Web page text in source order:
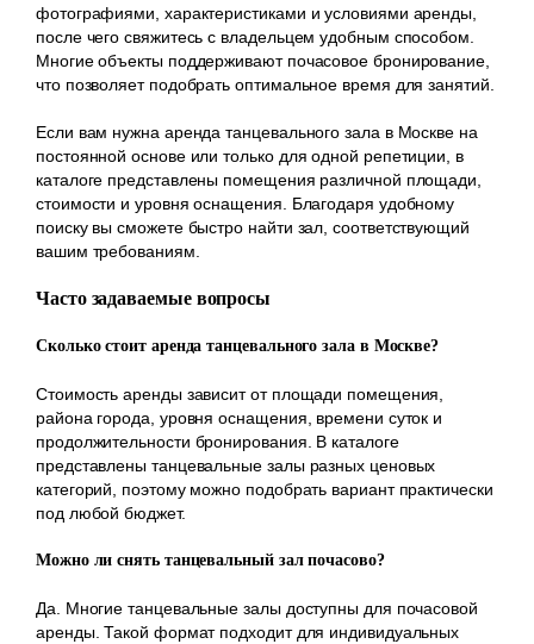
фотографиями, характеристиками и условиями аренды,
после чего свяжитесь с владельцем удобным способом.
Многие объекты поддерживают почасовое бронирование,
что позволяет подобрать оптимальное время для занятий.
Если вам нужна аренда танцевального зала в Москве на
постоянной основе или только для одной репетиции, в
каталоге представлены помещения различной площади,
стоимости и уровня оснащения. Благодаря удобному
поиску вы сможете быстро найти зал, соответствующий
вашим требованиям.
Часто задаваемые вопросы
Сколько стоит аренда танцевального зала в Москве?
Стоимость аренды зависит от площади помещения,
района города, уровня оснащения, времени суток и
продолжительности бронирования. В каталоге
представлены танцевальные залы разных ценовых
категорий, поэтому можно подобрать вариант практически
под любой бюджет.
Можно ли снять танцевальный зал почасово?
Да. Многие танцевальные залы доступны для почасовой
аренды. Такой формат подходит для индивидуальных